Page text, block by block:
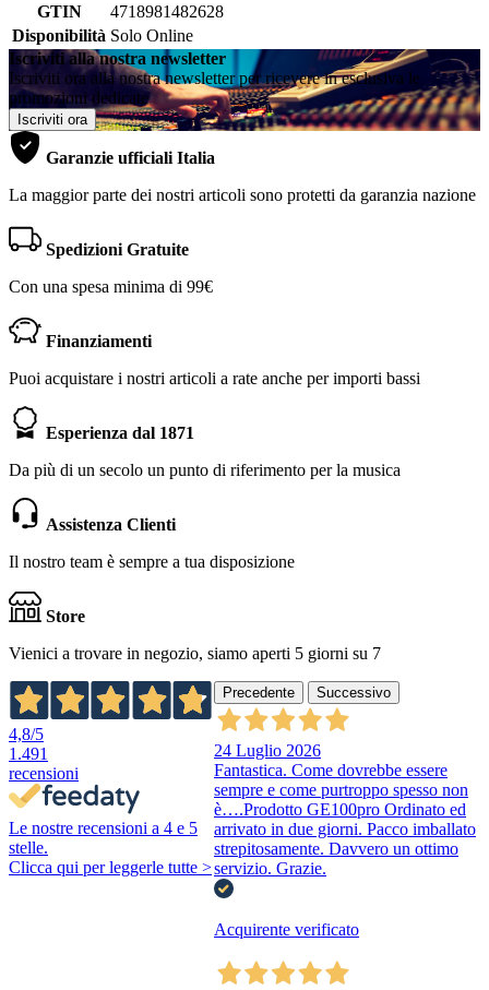
GTIN
4718981482628
Disponibilità Solo Online
Iscriviti alla nostra newsletter
Iscriviti ora alla nostra newsletter per ricevere in esclusiva le
promozioni dedicate
Iscriviti ora
Garanzie ufficiali Italia
La maggior parte dei nostri articoli sono protetti da garanzia nazione
Spedizioni Gratuite
Con una spesa minima di 99€
Finanziamenti
Puoi acquistare i nostri articoli a rate anche per importi bassi
Esperienza dal 1871
Da più di un secolo un punto di riferimento per la musica
Assistenza Clienti
Il nostro team è sempre a tua disposizione
Store
Vienici a trovare in negozio, siamo aperti 5 giorni su 7
4,8/5
1.491
recensioni
Le nostre recensioni a 4 e 5
stelle.
Clicca qui per leggerle tutte >
Precedente Successivo
24 Luglio 2026
Fantastica. Come dovrebbe essere
sempre e come purtroppo spesso non
è….Prodotto GE100pro Ordinato ed
arrivato in due giorni. Pacco imballato
strepitosamente. Davvero un ottimo
servizio. Grazie.
Acquirente verificato